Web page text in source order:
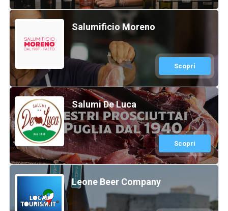
Salumificio Moreno
Scopri
Salumi De Luca
Scopri
Leone Beer Company